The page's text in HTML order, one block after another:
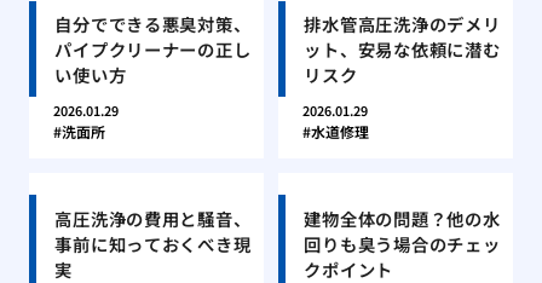
自分でできる悪臭対策、
パイプクリーナーの正し
い使い方
2026.01.29
洗面所
排水管高圧洗浄のデメリ
ット、安易な依頼に潜む
リスク
2026.01.29
水道修理
高圧洗浄の費用と騒音、
事前に知っておくべき現
実
建物全体の問題？他の水
回りも臭う場合のチェッ
クポイント